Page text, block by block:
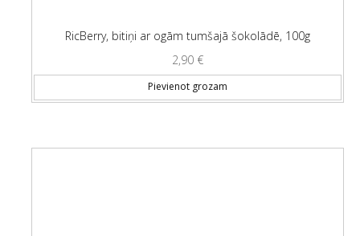
RicBerry, bitiņi ar ogām tumšajā šokolādē, 100g
2,90 €
Pievienot grozam